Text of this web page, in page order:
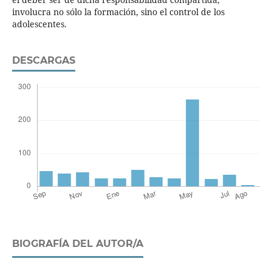
involucra no sólo la formación, sino el control de los
adolescentes.
DESCARGAS
BIOGRAFÍA DEL AUTOR/A